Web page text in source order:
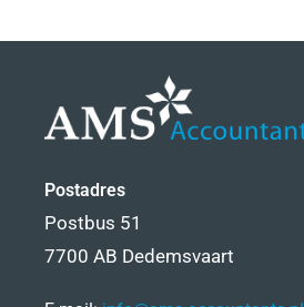
Postadres
Postbus 51
7700 AB Dedemsvaart